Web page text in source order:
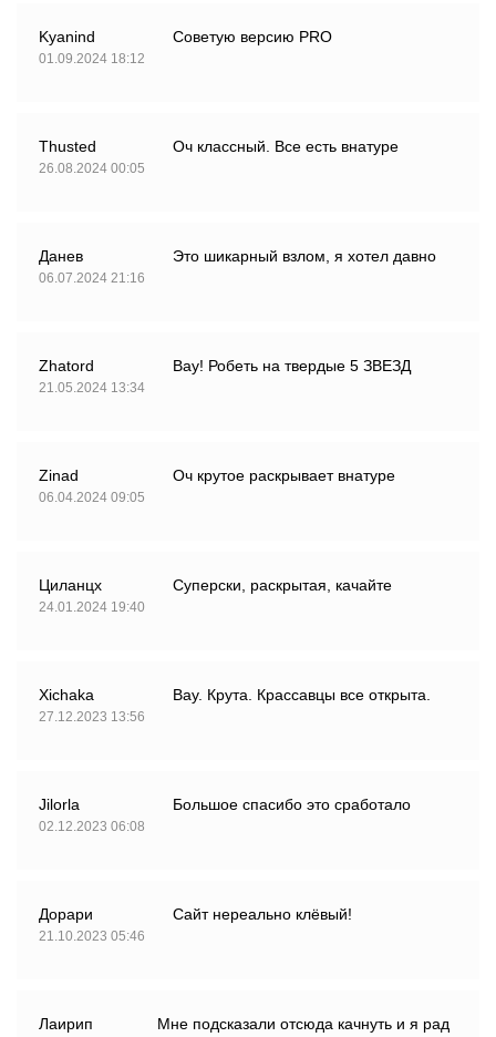
Kyanind
01.09.2024 18:12
Советую версию PRO
Thusted
26.08.2024 00:05
Оч классный. Все есть внатуре
Данев
06.07.2024 21:16
Это шикарный взлом, я хотел давно
Zhatord
21.05.2024 13:34
Вау! Робеть на твердые 5 ЗВЕЗД
Zinad
06.04.2024 09:05
Оч крутое раскрывает внатуре
Циланцх
24.01.2024 19:40
Суперски, раскрытая, качайте
Xichaka
27.12.2023 13:56
Вау. Крута. Крассавцы все открыта.
Jilorla
02.12.2023 06:08
Большое спасибо это сработало
Дорари
21.10.2023 05:46
Сайт нереально клёвый!
Лаирип
Мне подсказали отсюда качнуть и я рад